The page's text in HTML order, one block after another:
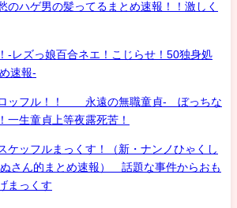
のハゲ男の髪ってるまとめ速報！！激しく
-レズっ娘百合ネエ！こじらせ！50独身処
速報-
ロッフル！！ 永遠の無職童貞- ぼっちな
一生童貞上等夜露死苦！
ケッフルまっくす！（新・ナンノひゃくし
さん的まとめ速報） 話題な事件からおも
まっくす